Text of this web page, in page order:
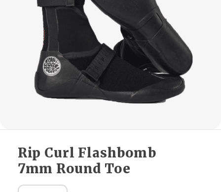
Rip Curl Flashbomb
7mm Round Toe